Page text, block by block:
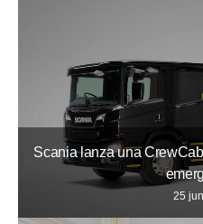
Scania lanza una
25